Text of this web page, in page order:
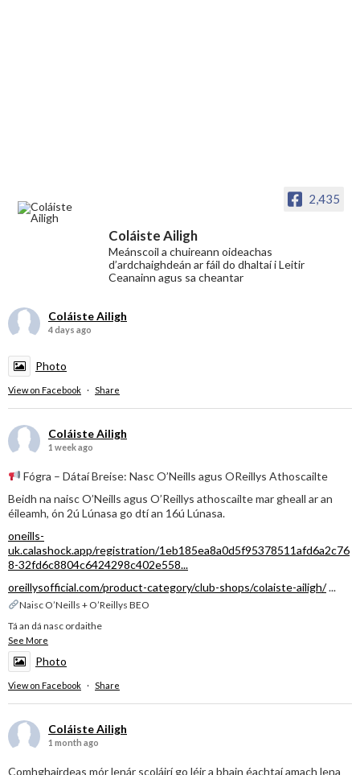
2,435
Coláiste Ailigh
Meánscoil a chuireann oideachas
d’ardchaighdeán ar fáil do dhaltaí i Leitir
Ceanainn agus sa cheantar
Coláiste Ailigh
4 days ago
Photo
View on Facebook · Share
Coláiste Ailigh
1 week ago
Fógra – Dátaí Breise: Nasc O’Neills agus OReillys Athoscailte
Beidh na naisc O’Neills agus O’Reillys athoscailte mar gheall ar an
éileamh, ón 2ú Lúnasa go dtí an 16ú Lúnasa.
oneills-
uk.calashock.app/registration/1eb185ea8a0d5f95378511afd6a2c76
8-32fd6c8804c6424298c402e558...
oreillysofficial.com/product-category/club-shops/colaiste-ailigh/
Naisc O’Neills + O’Reillys BEO
Tá an dá nasc ordaithe
...
See More
Photo
View on Facebook · Share
Coláiste Ailigh
1 month ago
Comhghairdeas mór lenár scoláirí go léir a bhain éachtaí amach lena